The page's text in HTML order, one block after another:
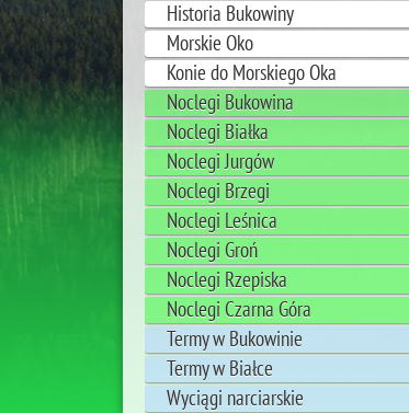
Historia Bukowiny
Morskie Oko
Konie do Morskiego Oka
Noclegi Bukowina
Noclegi Białka
Noclegi Jurgów
Noclegi Brzegi
Noclegi Leśnica
Noclegi Groń
Noclegi Rzepiska
Noclegi Czarna Góra
Termy w Bukowinie
Termy w Białce
Wyciągi narciarskie